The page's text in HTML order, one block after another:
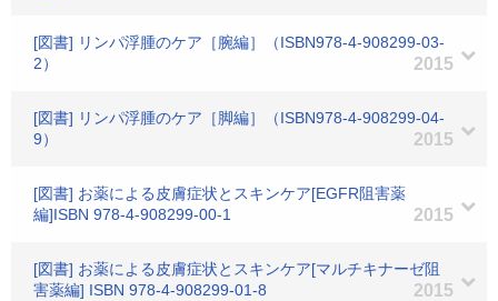
[図書] リンパ浮腫のケア［腕編］（ISBN978-4-908299-03-
2）
2015
[図書] リンパ浮腫のケア［脚編］（ISBN978-4-908299-04-
9）
2015
[図書] お薬による皮膚症状とスキンケア[EGFR阻害薬
編]ISBN 978-4-908299-00-1
2015
[図書] お薬による皮膚症状とスキンケア[マルチキナーゼ阻
害薬編] ISBN 978-4-908299-01-8
2015